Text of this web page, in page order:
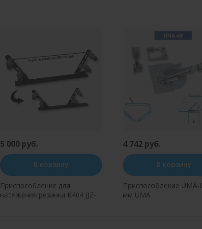
5 000 руб.
В корзину
Приспособление для
натяжения резинки K404 (JZ-
4 742 руб.
В корзину
Приспособление UMA-
мм UMA